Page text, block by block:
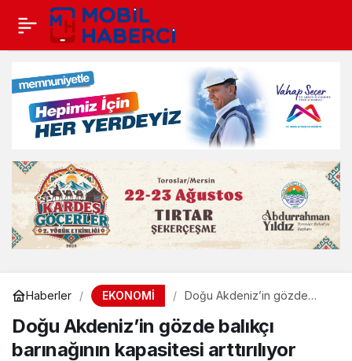
Haberler EKONOMİ
Doğu Akdeniz’in gözde
arttırılıyor
Doğu Akdeniz’in gözde balıkçı
barınağının kapasitesi arttırılıyor